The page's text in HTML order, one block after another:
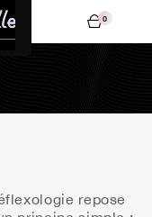
0
repose